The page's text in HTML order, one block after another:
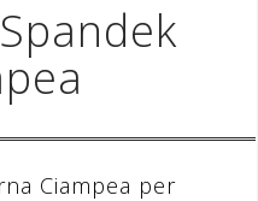
Ciampea per